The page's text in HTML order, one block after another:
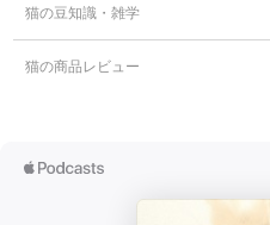
猫の豆知識・雑学
猫の商品レビュー